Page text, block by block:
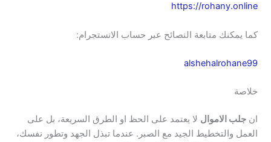
https://rohany.online
كما يمكنك متابعة النصائح عبر حساب الانستجرام:
alshehalrohane99
خلاصة
انجلب الاموال لا يعتمد على الحظ او الطرق السريعة، بل على
العمل والتخطيط الجيد مع الصبر. عندما تبذل الجهد وتطور نفسك،